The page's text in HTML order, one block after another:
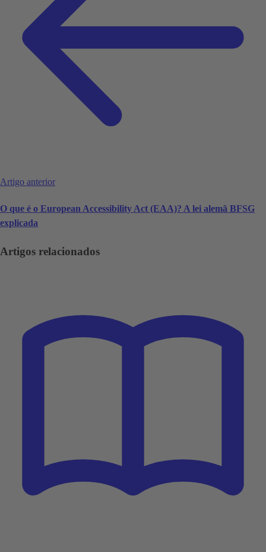
Artigo anterior
O que é o European Accessibility Act (EAA)? A lei alemã BFSG
explicada
Artigos relacionados